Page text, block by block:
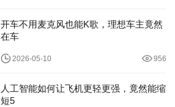
开车不用麦克风也能K歌，理想车主竟然
在车
2026-05-10 956
人工智能如何让飞机更轻更强，竟然能缩
短5